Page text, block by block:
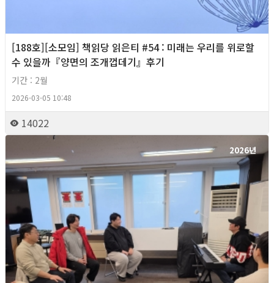
[188호][소모임] 책읽당 읽은티 #54 : 미래는 우리를 위로할
수 있을까『양면의 조개껍데기』후기
기간 : 2월
2026-03-05 10:48
14022
2026년